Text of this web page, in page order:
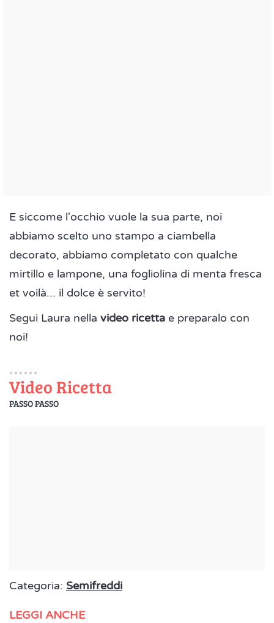
E siccome l'occhio vuole la sua parte, noi
abbiamo scelto uno stampo a ciambella
decorato, abbiamo completato con qualche
mirtillo e lampone, una fogliolina di menta fresca
et voilà... il dolce è servito!
Segui Laura nella video ricetta e preparalo con
noi!
Video Ricetta
PASSO PASSO
Categoria: Semifreddi
LEGGI ANCHE